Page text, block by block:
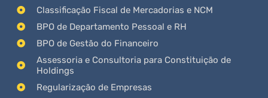
Classificação Fiscal de Mercadorias e NCM
BPO de Departamento Pessoal e RH
BPO de Gestão do Financeiro
Assessoria e Consultoria para Constituição de
Holdings
Regularização de Empresas